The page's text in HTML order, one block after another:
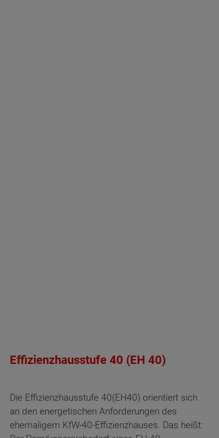
Effizienzhausstufe 40 (EH 40)
Die Effizienzhausstufe 40(EH40) orientiert sich
an den energetischen Anforderungen des
ehemaligem KfW-40-Effizienzhauses. Das heißt: